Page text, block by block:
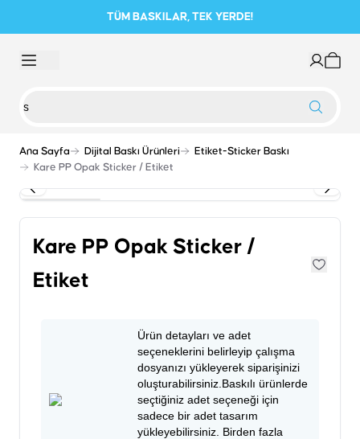
TÜM BASKILAR, TEK YERDE!
Ana Sayfa Dijital Baskı Ürünleri
Etiket-Sticker Baskı
Kare PP Opak Sticker / Etiket
Kare PP Opak Sticker /
Etiket
Ürün detayları ve adet
seçeneklerini belirleyip çalışma
dosyanızı yükleyerek siparişinizi
oluşturabilirsiniz.Baskılı ürünlerde
seçtiğiniz adet seçeneği için
sadece bir adet tasarım
yükleyebilirsiniz. Birden fazla